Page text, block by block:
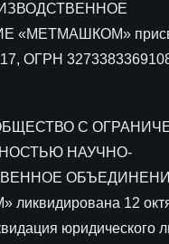
«МЕТМАШКОМ»
ОГРН
ОБЩЕСТВО С
НАУЧНО-
12
юридического